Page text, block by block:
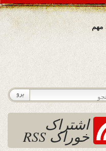
مهم
اشتراک
خوراک RSS